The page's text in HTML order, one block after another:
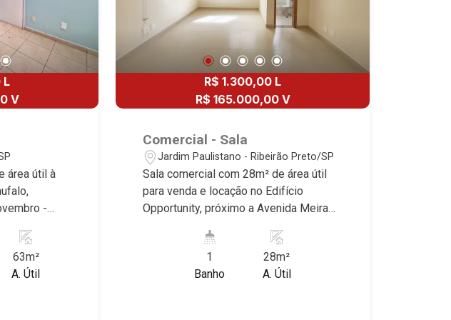
vida
Alto da
Jardim
City
Ilhas
Park,
Primavera,
Jardim
Lagoinha,
Jardim
Ana Maria,
L
V
área útil à
-
deste
63m²
A. Útil
R$ 1.300,00 L
R$ 165.000,00 V
Comercial - Sala
Jardim Paulistano - Ribeirão Preto/SP
Sala comercial com 28m² de área útil
para venda e locação no Edifício
Opportunity, próximo a Avenida Meira
Ribeirão Preto/SP. Conheça as
características deste imóvel que a
Martinelli Imobiliária selecionou para
1
Banho
28m²
A. Útil